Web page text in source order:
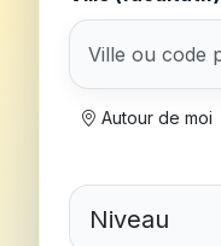
Autour de moi